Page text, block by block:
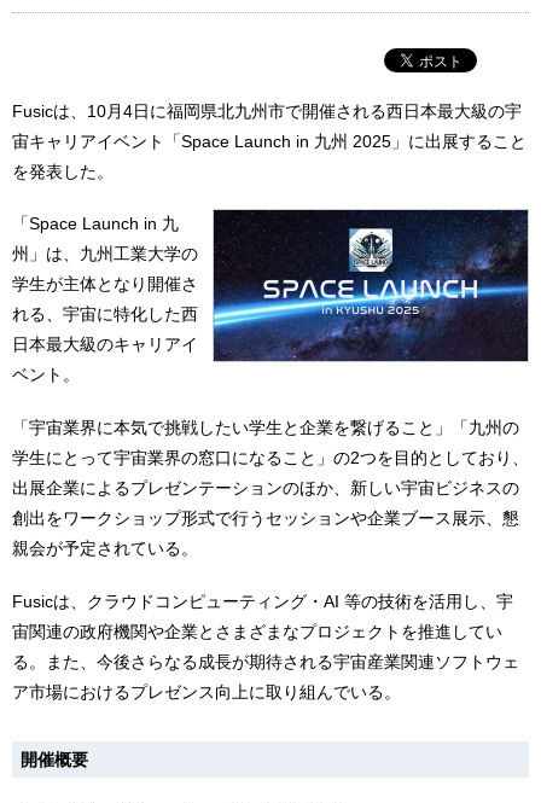
Fusicは、10月4日に福岡県北九州市で開催される西日本最大級の宇
宙キャリアイベント「Space Launch in 九州 2025」に出展すること
を発表した。
「Space Launch in 九
州」は、九州工業大学の
学生が主体となり開催さ
れる、宇宙に特化した西
日本最大級のキャリアイ
ベント。
「宇宙業界に本気で挑戦したい学生と企業を繋げること」「九州の
学生にとって宇宙業界の窓口になること」の2つを目的としており、
出展企業によるプレゼンテーションのほか、新しい宇宙ビジネスの
創出をワークショップ形式で行うセッションや企業ブース展示、懇
親会が予定されている。
Fusicは、クラウドコンピューティング・AI 等の技術を活用し、宇
宙関連の政府機関や企業とさまざまなプロジェクトを推進してい
る。また、今後さらなる成長が期待される宇宙産業関連ソフトウェ
ア市場におけるプレゼンス向上に取り組んでいる。
開催概要